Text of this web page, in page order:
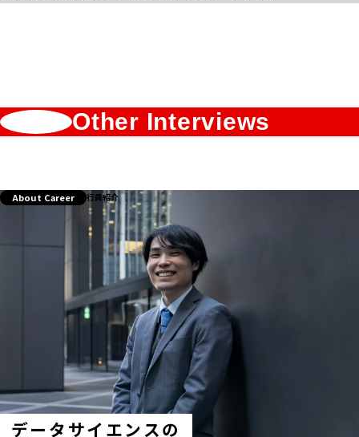
Other Interviews
データサイエンスの
About Career 行員紹介